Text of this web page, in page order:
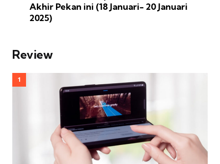
Akhir Pekan ini (18 Januari- 20 Januari
2025)
Review